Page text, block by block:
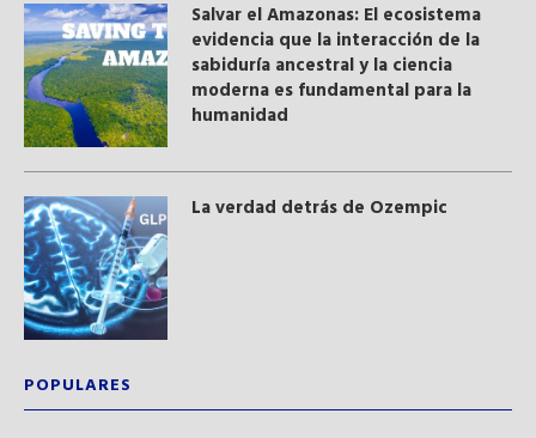
Salvar el Amazonas: El ecosistema
evidencia que la interacción de la
sabiduría ancestral y ​la ciencia
moderna​ es fundamental para la
humanidad
La verdad detrás de Ozempic
POPULARES